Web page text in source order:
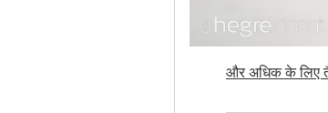
और अधिक के लिए